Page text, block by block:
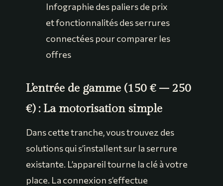
Infographie des paliers de prix
et fonctionnalités des serrures
connectées pour comparer les
offres
L’entrée de gamme (150 € – 250
€) : La motorisation simple
Dans cette tranche, vous trouvez des
solutions qui s’installent sur la serrure
existante. L’appareil tourne la clé à votre
place. La connexion s’effectue